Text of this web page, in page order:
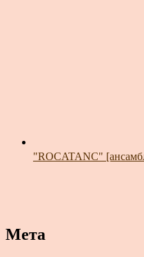
"ROCATANC"
Мета